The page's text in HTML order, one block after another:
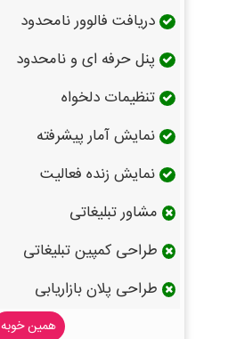
دریافت فالوور نامحدود
پنل حرفه ای و نامحدود
تنظیمات دلخواه
نمایش آمار پیشرفته
نمایش زنده فعالیت
مشاور تبلیغاتی
طراحی کمپین تبلیغاتی
طراحی پلان بازاریابی
همین خوبه